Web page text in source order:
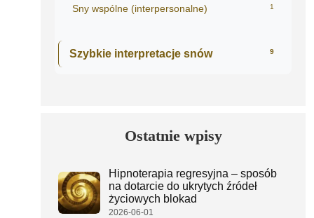
Sny wspólne (interpersonalne) 1
Szybkie interpretacje snów 9
Ostatnie wpisy
Hipnoterapia regresyjna – sposób
na dotarcie do ukrytych źródeł
życiowych blokad
2026-06-01